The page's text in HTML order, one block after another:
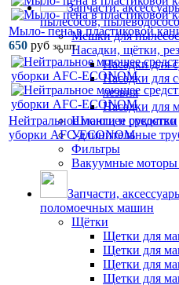
Запчасти,
пылесосов,
Мешки для
Насадки, щётки,
Насадки для
Насадки для
лезвия
Насадки для
Шланги и рукоятки
Удлинительные
Фильтры
Вакуумные
Запчасти,
поломоечных машин
Щётки
Щетки для
Щетки для
Щетки для
Щетки для
Мыло- пена в пластиковой
650 руб за шт.
Нейтральное моющее
уборки AFC-ECONOM